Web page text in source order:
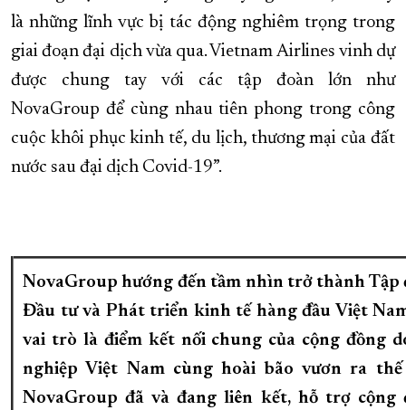
là những lĩnh vực bị tác động nghiêm trọng trong
giai đoạn đại dịch vừa qua. Vietnam Airlines vinh dự
được chung tay với các tập đoàn lớn như
NovaGroup để cùng nhau tiên phong trong công
cuộc khôi phục kinh tế, du lịch, thương mại của đất
nước sau đại dịch Covid-19”.
NovaGroup hướng đến tầm nhìn trở thành Tập
Đầu tư và Phát triển kinh tế hàng đầu Việt
vai trò là điểm kết nối chung của cộng đồng
nghiệp Việt Nam cùng hoài bão vươn ra thế
NovaGroup đã và đang liên kết, hỗ trợ cộng